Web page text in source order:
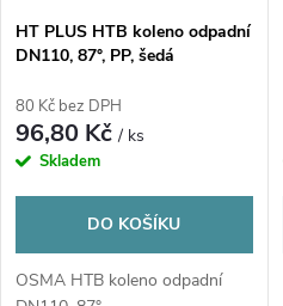
HT PLUS HTB koleno odpadní
DN110, 87°, PP, šedá
80 Kč bez DPH
96,80 Kč/ ks
Skladem
DO KOŠÍKU
OSMA HTB koleno odpadní